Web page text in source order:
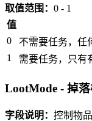
取值范围： 0 - 1
值
0
不需要任务，任
1
需要任务，只有
LootMode - 掉
字段说明： 控制物